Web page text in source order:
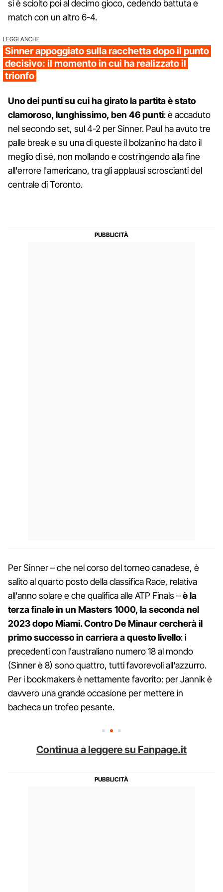
si è sciolto poi al decimo gioco, cedendo battuta e
match con un altro 6-4.
LEGGI ANCHE
Sinner appoggiato sulla racchetta dopo il punto
decisivo: il momento in cui ha realizzato il
trionfo
Uno dei punti su cui ha girato la partita è stato
clamoroso, lunghissimo, ben 46 punti: è accaduto
nel secondo set, sul 4-2 per Sinner. Paul ha avuto tre
palle break e su una di queste il bolzanino ha dato il
meglio di sé, non mollando e costringendo alla fine
all'errore l'americano, tra gli applausi scroscianti del
centrale di Toronto.
Per Sinner – che nel corso del torneo canadese, è
salito al quarto posto della classifica Race, relativa
all'anno solare e che qualifica alle ATP Finals –è la
terza finale in un Masters 1000, la seconda nel
2023 dopo Miami. Contro De Minaur cercherà il
primo successo in carriera a questo livello: i
precedenti con l'australiano numero 18 al mondo
(Sinner è 8) sono quattro, tutti favorevoli all'azzurro.
Per i bookmakers è nettamente favorito: per Jannik è
davvero una grande occasione per mettere in
bacheca un trofeo pesante.
Continua a leggere su Fanpage.it